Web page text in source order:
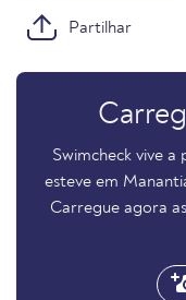
Partilhar
Swimcheck vive
esteve em
Carregue agora